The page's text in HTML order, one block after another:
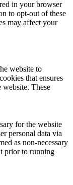
in your browser
to opt-out of these
may affect your
website to
that ensures
website. These
for the website
personal data via
as non-necessary
prior to running